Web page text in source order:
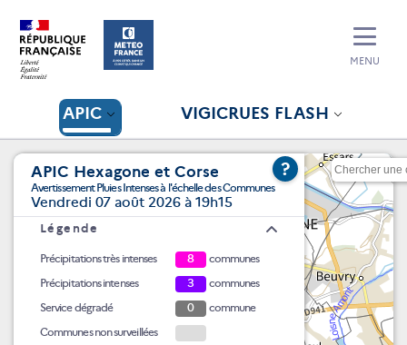
APIC VIGICRUES FLASH
MENU
APIC Hexagone et Corse
Avertissement Pluies Intenses à l'échelle des Communes
Vendredi 07 août 2026 à 19h15
?
Légende
Précipitations très intenses 8
communes
Précipitations intenses
3
communes
Service dégradé
0
commune
Communes non surveillées